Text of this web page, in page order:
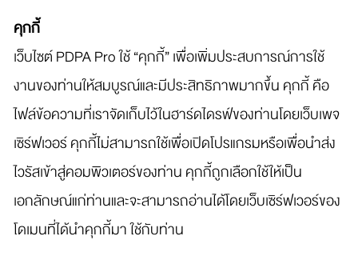
คุกกี้
เว็บไซต์ PDPA Pro ใช้ “คุกกี้” เพื่อเพิ่มประสบการณ์การใช้
งานของท่านให้สมบูรณ์และมีประสิทธิภาพมากขึ้น คุกกี้ คือ
ไฟล์ข้อความที่เราจัดเก็บไว้ในฮาร์ดไดรฟ์ของท่านโดยเว็บเพจ
เซิร์ฟเวอร์ คุกกี้ไม่สามารถใช้เพื่อเปิดโปรแกรมหรือเพื่อนำส่ง
ไวรัสเข้าสู่คอมพิวเตอร์ของท่าน คุกกี้ถูกเลือกใช้ให้เป็น
เอกลักษณ์แก่ท่านและจะสามารถอ่านได้โดยเว็บเซิร์ฟเวอร์ของ
โดเมนที่ได้นำคุกกี้มา ใช้กับท่าน